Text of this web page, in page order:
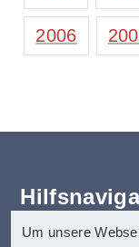
2006
Erklärung zur
Um unsere